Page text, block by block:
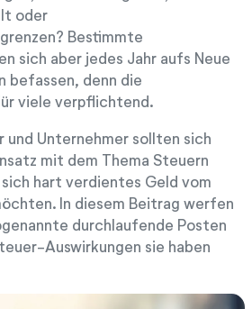
oder
Bestimmte
sich aber jedes Jahr aufs Neue
befassen, denn die
viele verpflichtend.
und Unternehmer sollten sich
mit dem Thema Steuern
hart verdientes Geld vom
In diesem Beitrag werfen
durchlaufende Posten
Auswirkungen sie haben